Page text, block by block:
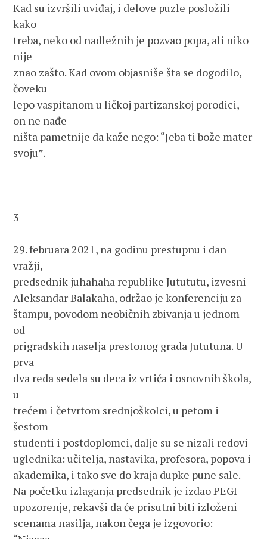
Kad su izvršili uviđaj, i delove puzle posložili
kako
treba, neko od nadležnih je pozvao popa, ali niko
nije
znao zašto. Kad ovom objasniše šta se dogodilo,
čoveku
lepo vaspitanom u ličkoj partizanskoj porodici,
on ne nađe
ništa pametnije da kaže nego: “Jeba ti bože mater
svoju”.
3
29. februara 2021, na godinu prestupnu i dan
vražji,
predsednik juhahaha republike Jutututu, izvesni
Aleksandar Balakaha, održao je konferenciju za
štampu, povodom neobičnih zbivanja u jednom
od
prigradskih naselja prestonog grada Jututuna. U
prva
dva reda sedela su deca iz vrtića i osnovnih škola,
u
trećem i četvrtom srednjoškolci, u petom i
šestom
studenti i postdoplomci, dalje su se nizali redovi
uglednika: učitelja, nastavika, profesora, popova i
akademika, i tako sve do kraja dupke pune sale.
Na početku izlaganja predsednik je izdao PEGI
upozorenje, rekavši da će prisutni biti izloženi
scenama nasilja, nakon čega je izgovorio: